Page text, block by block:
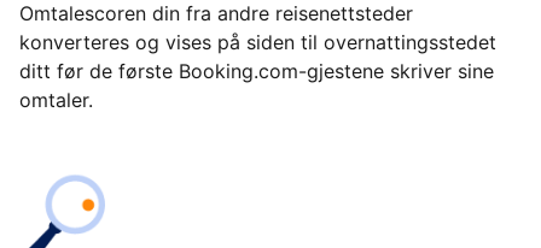
Omtalescoren din fra andre reisenettsteder
konverteres og vises på siden til overnattingsstedet
ditt før de første Booking.com-gjestene skriver sine
omtaler.